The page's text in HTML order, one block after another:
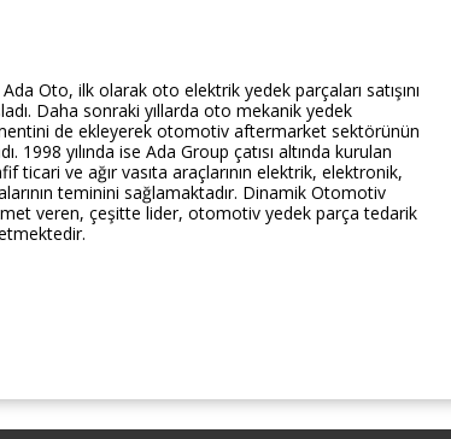
Ada Oto, ilk olarak oto elektrik yedek parçaları satışını
Daha sonraki yıllarda oto mekanik yedek
de ekleyerek otomotiv aftermarket sektörünün
1998 yılında ise Ada Group çatısı altında kurulan
ve ağır vasıta araçlarının elektrik, elektronik,
teminini sağlamaktadır. Dinamik Otomotiv
veren, çeşitte lider, otomotiv yedek parça tedarik